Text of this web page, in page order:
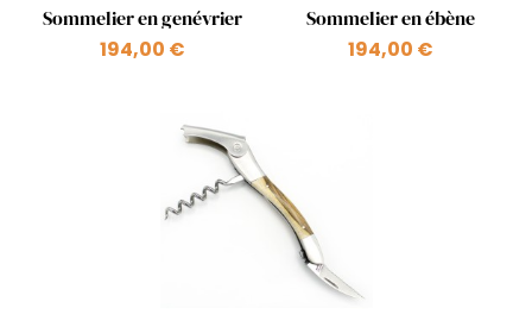
Aperçu rapide
Sommelier en genévrier
194,00 €
Aperçu rapide
Sommelier en ébène
194,00 €